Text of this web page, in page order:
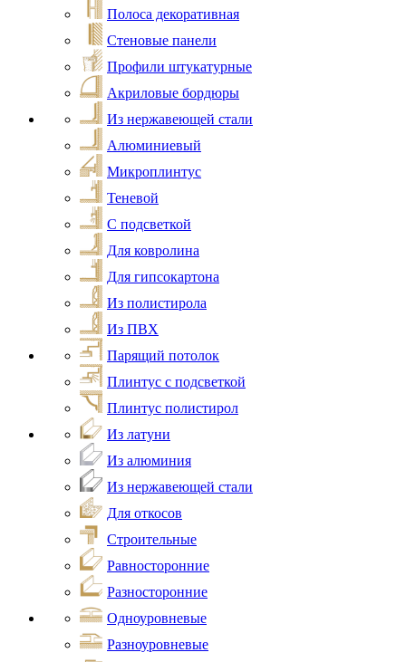
Полоса декоративная
Стеновые панели
Профили штукатурные
Акриловые бордюры
Из нержавеющей стали
Алюминиевый
Микроплинтус
Теневой
С подсветкой
Для ковролина
Для гипсокартона
Из полистирола
Из ПВХ
Парящий потолок
Плинтус с подсветкой
Плинтус полистирол
Из латуни
Из алюминия
Из нержавеющей стали
Для откосов
Строительные
Равносторонние
Разносторонние
Одноуровневые
Разноуровневые